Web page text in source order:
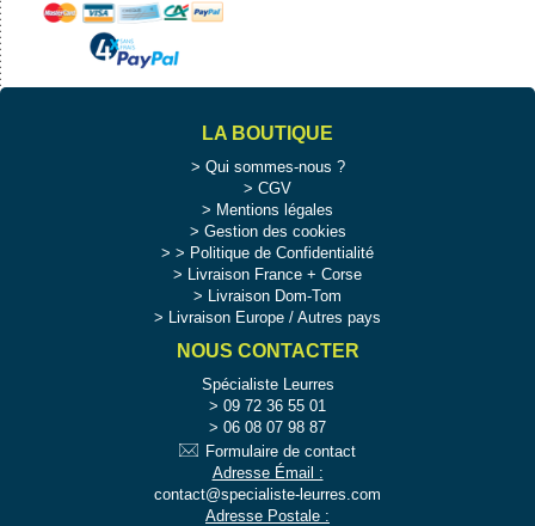
LA BOUTIQUE
Qui sommes-nous ?
CGV
Mentions légales
Gestion des cookies
>
Politique de Confidentialité
Livraison France + Corse
Livraison Dom-Tom
Livraison Europe / Autres pays
NOUS CONTACTER
Spécialiste Leurres
09 72 36 55 01
06 08 07 98 87
Formulaire de contact
Adresse Émail :
contact@specialiste-leurres.com
Adresse Postale :